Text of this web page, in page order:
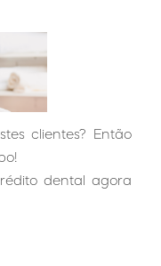
clientes? Então
dental agora